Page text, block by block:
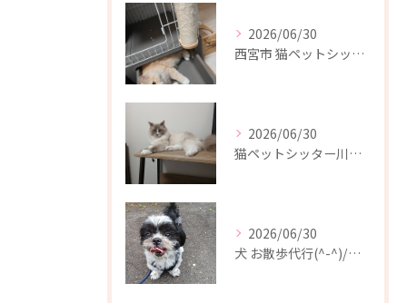
2026/06/30
西宮市 猫ペットシッター
2026/06/30
猫ペットシッター川西市(^-^)/
2026/06/30
犬 お散歩代行(^-^)/川西市